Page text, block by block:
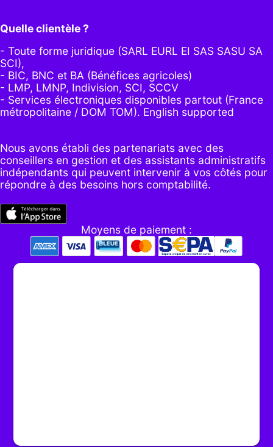
Quelle clientèle ?
- Toute forme juridique (SARL EURL EI SAS SASU SA
SCI),
- BIC, BNC et BA (Bénéfices agricoles)
- LMP, LMNP, Indivision, SCI, SCCV
- Services électroniques disponibles partout (France
métropolitaine / DOM TOM). English supported
Nous avons établi des partenariats avec des
conseillers en gestion et des assistants administratifs
indépendants qui peuvent intervenir à vos côtés pour
répondre à des besoins hors comptabilité.
Moyens de paiement :